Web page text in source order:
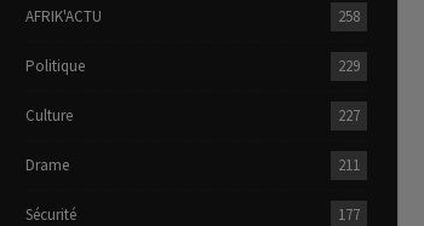
AFRIK'ACTU 258
Politique 229
Culture 227
Drame 211
Sécurité 177